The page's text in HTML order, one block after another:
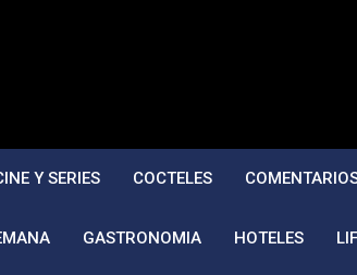
Y SERIES COCTELES
GASTRONOMIA HOTELES